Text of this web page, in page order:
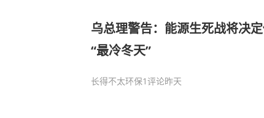
乌总理警告：能源生死战将决
“最冷冬天”
长得不太环保1评论昨天